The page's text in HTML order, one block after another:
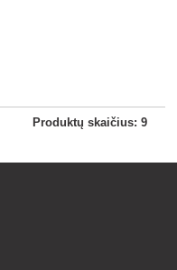
Produktų skaičius: 9